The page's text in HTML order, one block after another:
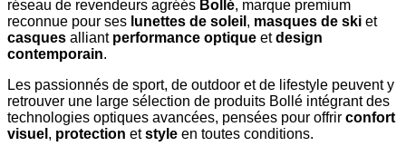
réseau de revendeurs agréés Bollé, marque premium
reconnue pour ses lunettes de soleil , masques de ski et
casques alliant performance optique etdesign
contemporain.
Les passionnés de sport, de outdoor et de lifestyle peuvent y
retrouver une large sélection de produits Bollé intégrant des
technologies optiques avancées, pensées pour offrir confort
visuel , protection etstyle en toutes conditions.